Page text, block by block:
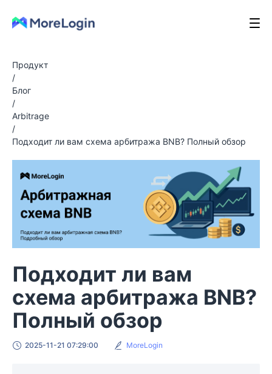
Продукт
/
Блог
/
Arbitrage
/
Подходит ли вам схема арбитража BNB? Полный обзор
Подходит ли вам
схема арбитража BNB?
Полный обзор
2025-11-21 07:29:00 MoreLogin